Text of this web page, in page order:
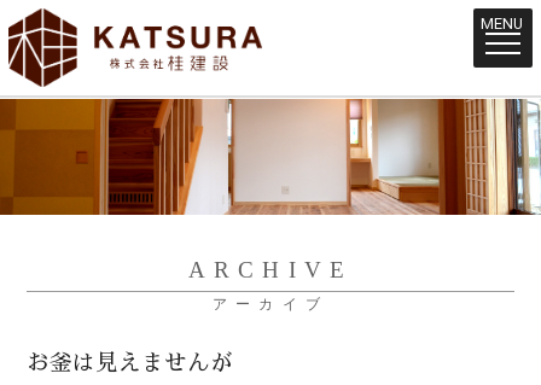
MENU
ARCHIVE
アーカイブ
お釜は見えませんが